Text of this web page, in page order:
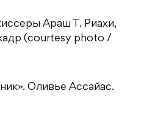
Араш Т. Риахи,
(courtesy photo /
Оливье Ассайас.